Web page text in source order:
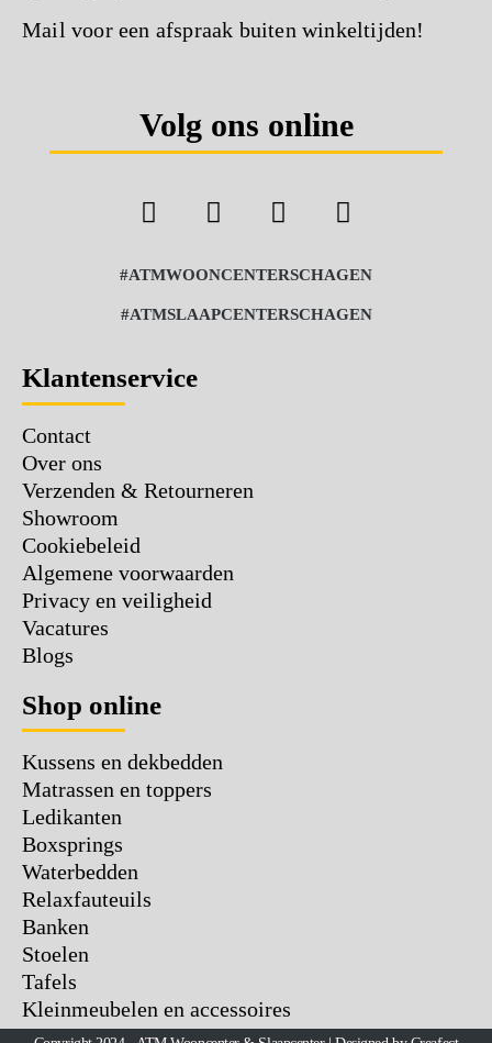
Mail voor een afspraak buiten winkeltijden!
Volg ons online
#ATMWOONCENTERSCHAGEN
#ATMSLAAPCENTERSCHAGEN
Klantenservice
Contact
Over ons
Verzenden & Retourneren
Showroom
Cookiebeleid
Algemene voorwaarden
Privacy en veiligheid
Vacatures
Blogs
Shop online
Kussens en dekbedden
Matrassen en toppers
Ledikanten
Boxsprings
Waterbedden
Relaxfauteuils
Banken
Stoelen
Tafels
Kleinmeubelen en accessoires